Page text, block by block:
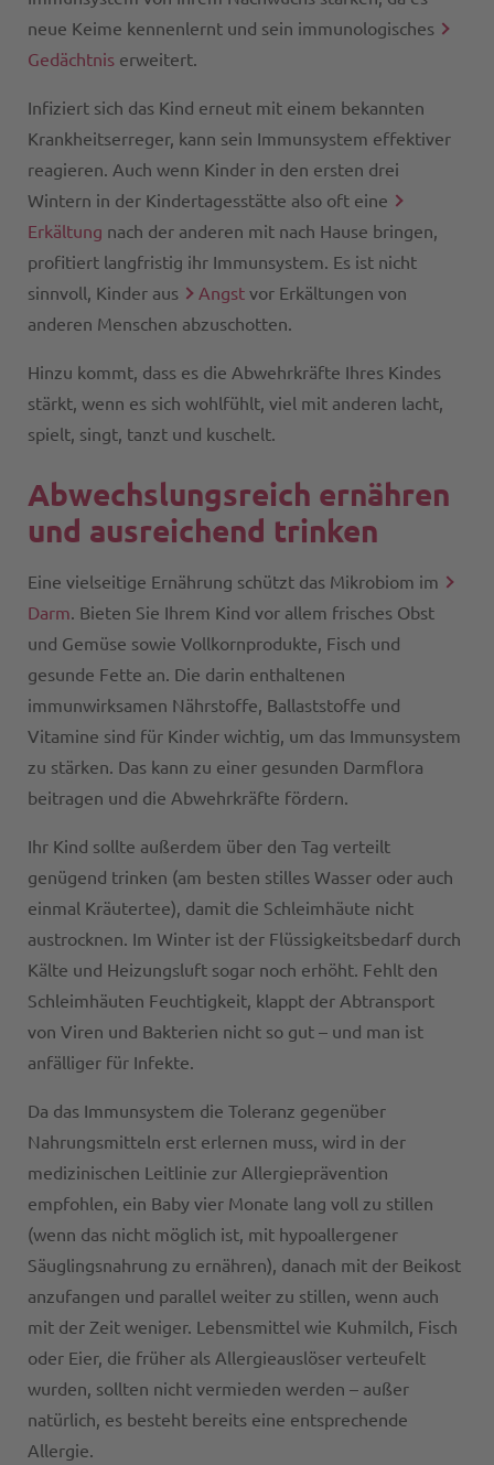
neue Keime kennenlernt und sein immunologisches
Gedächtnis erweitert.
Infiziert sich das Kind erneut mit einem bekannten
Krankheitserreger, kann sein Immunsystem effektiver
reagieren. Auch wenn Kinder in den ersten drei
Wintern in der Kindertagesstätte also oft eine
Erkältung nach der anderen mit nach Hause bringen,
profitiert langfristig ihr Immunsystem. Es ist nicht
sinnvoll, Kinder aus
Angst vor Erkältungen von
anderen Menschen abzuschotten.
Hinzu kommt, dass es die Abwehrkräfte Ihres Kindes
stärkt, wenn es sich wohlfühlt, viel mit anderen lacht,
spielt, singt, tanzt und kuschelt.
Abwechslungsreich ernähren
und ausreichend trinken
Eine vielseitige Ernährung schützt das Mikrobiom im
Darm. Bieten Sie Ihrem Kind vor allem frisches Obst
und Gemüse sowie Vollkornprodukte, Fisch und
gesunde Fette an. Die darin enthaltenen
immunwirksamen Nährstoffe, Ballaststoffe und
Vitamine sind für Kinder wichtig, um das Immunsystem
zu stärken. Das kann zu einer gesunden Darmflora
beitragen und die Abwehrkräfte fördern.
Ihr Kind sollte außerdem über den Tag verteilt
genügend trinken (am besten stilles Wasser oder auch
einmal Kräutertee), damit die Schleimhäute nicht
austrocknen. Im Winter ist der Flüssigkeitsbedarf durch
Kälte und Heizungsluft sogar noch erhöht. Fehlt den
Schleimhäuten Feuchtigkeit, klappt der Abtransport
von Viren und Bakterien nicht so gut – und man ist
anfälliger für Infekte.
Da das Immunsystem die Toleranz gegenüber
Nahrungsmitteln erst erlernen muss, wird in der
medizinischen Leitlinie zur Allergieprävention
empfohlen, ein Baby vier Monate lang voll zu stillen
(wenn das nicht möglich ist, mit hypoallergener
Säuglingsnahrung zu ernähren), danach mit der Beikost
anzufangen und parallel weiter zu stillen, wenn auch
mit der Zeit weniger. Lebensmittel wie Kuhmilch, Fisch
oder Eier, die früher als Allergieauslöser verteufelt
wurden, sollten nicht vermieden werden – außer
natürlich, es besteht bereits eine entsprechende
Allergie.